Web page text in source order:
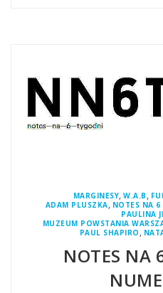
MARGINESY,W.A.B ,
ADAM PLUSZKA, NOTES NA
PAULINA
MUZEUM POWSTANIA
PAUL SHAPIRO ,
NOTES NA